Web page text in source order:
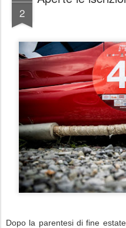
2
Dopo la parentesi di fine